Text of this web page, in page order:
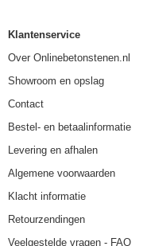
Klantenservice
Over Onlinebetonstenen.nl
Showroom en opslag
Contact
Bestel- en betaalinformatie
Levering en afhalen
Algemene voorwaarden
Klacht informatie
Retourzendingen
Veelgestelde vragen - FAQ